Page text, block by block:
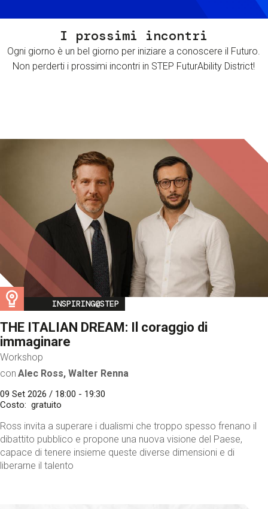
I prossimi incontri
Ogni giorno è un bel giorno per iniziare a conoscere il Futuro.
Non perderti i prossimi incontri in STEP FuturAbility District!
Image
INSPIRING@STEP
THE ITALIAN DREAM: Il coraggio di
immaginare
Workshop
con Alec Ross, Walter Renna
09 Set 2026 / 18:00 - 19:30
Costo
gratuito
Ross invita a superare i dualismi che troppo spesso frenano il
dibattito pubblico e propone una nuova visione del Paese,
capace di tenere insieme queste diverse dimensioni e di
liberarne il talento